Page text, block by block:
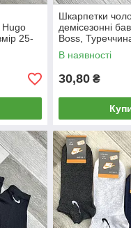
Hugo
25-
Шкарпетки
демісезонні
Boss,
31 (43-46),
В наявності
30,80 ₴